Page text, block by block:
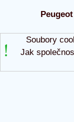
Soubory
Jak